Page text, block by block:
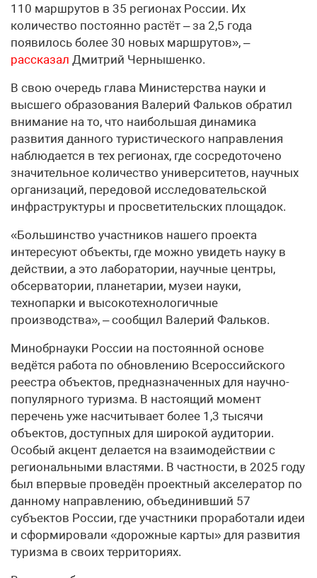
110 маршрутов в 35 регионах России. Их
количество постоянно растёт – за 2,5 года
появилось более 30 новых маршрутов», –
рассказал Дмитрий Чернышенко.
В свою очередь глава Министерства науки и
высшего образования Валерий Фальков обратил
внимание на то, что наибольшая динамика
развития данного туристического направления
наблюдается в тех регионах, где сосредоточено
значительное количество университетов, научных
организаций, передовой исследовательской
инфраструктуры и просветительских площадок.
«Большинство участников нашего проекта
интересуют объекты, где можно увидеть науку в
действии, а это лаборатории, научные центры,
обсерватории, планетарии, музеи науки,
технопарки и высокотехнологичные
производства», – сообщил Валерий Фальков.
Минобрнауки России на постоянной основе
ведётся работа по обновлению Всероссийского
реестра объектов, предназначенных для научно-
популярного туризма. В настоящий момент
перечень уже насчитывает более 1,3 тысячи
объектов, доступных для широкой аудитории.
Особый акцент делается на взаимодействии с
региональными властями. В частности, в 2025 году
был впервые проведён проектный акселератор по
данному направлению, объединивший 57
субъектов России, где участники проработали идеи
и сформировали «дорожные карты» для развития
туризма в своих территориях.